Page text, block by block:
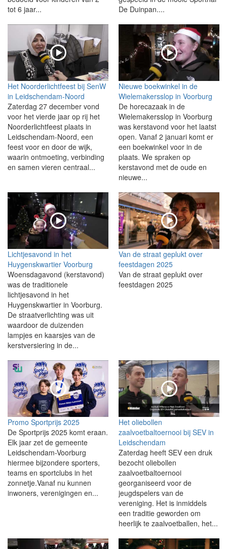
tot 6 jaar...
De Duinpan....
Het Noorderlichtfeest bij SenW
in Leidschendam-Noord
Zaterdag 27 december vond
voor het vierde jaar op rij het
Noorderlichtfeest plaats in
Leidschendam-Noord, een
feest voor en door de wijk,
waarin ontmoeting, verbinding
en samen vieren centraal...
Nieuwe boekwinkel in de
Wielemakersslop in Voorburg
De horecazaak in de
Wielemakersslop in Voorburg
was kerstavond voor het laatst
open. Vanaf 2 januari komt er
een boekwinkel voor in de
plaats. We spraken op
kerstavond met de oude en
nieuwe...
Lichtjesavond in het
Huygenskwartier Voorburg
Woensdagavond (kerstavond)
was de traditionele
lichtjesavond in het
Huygenskwartier in Voorburg.
De straatverlichting was uit
waardoor de duizenden
lampjes en kaarsjes van de
kerstversiering in de...
Van de straat geplukt over
feestdagen 2025
Van de straat geplukt over
feestdagen 2025
Promo Sportprijs 2025
De Sportprijs 2025 komt eraan.
Elk jaar zet de gemeente
Leidschendam-Voorburg
hiermee bijzondere sporters,
teams en sportclubs in het
zonnetje.Vanaf nu kunnen
inwoners, verenigingen en...
Het oliebollen
zaalvoetbaltoernooi bij SEV in
Leidschendam
Zaterdag heeft SEV een druk
bezocht oliebollen
zaalvoetbaltoernooi
georganiseerd voor de
jeugdspelers van de
vereniging. Het is inmiddels
een traditie geworden om
heerlijk te zaalvoetballen, het...